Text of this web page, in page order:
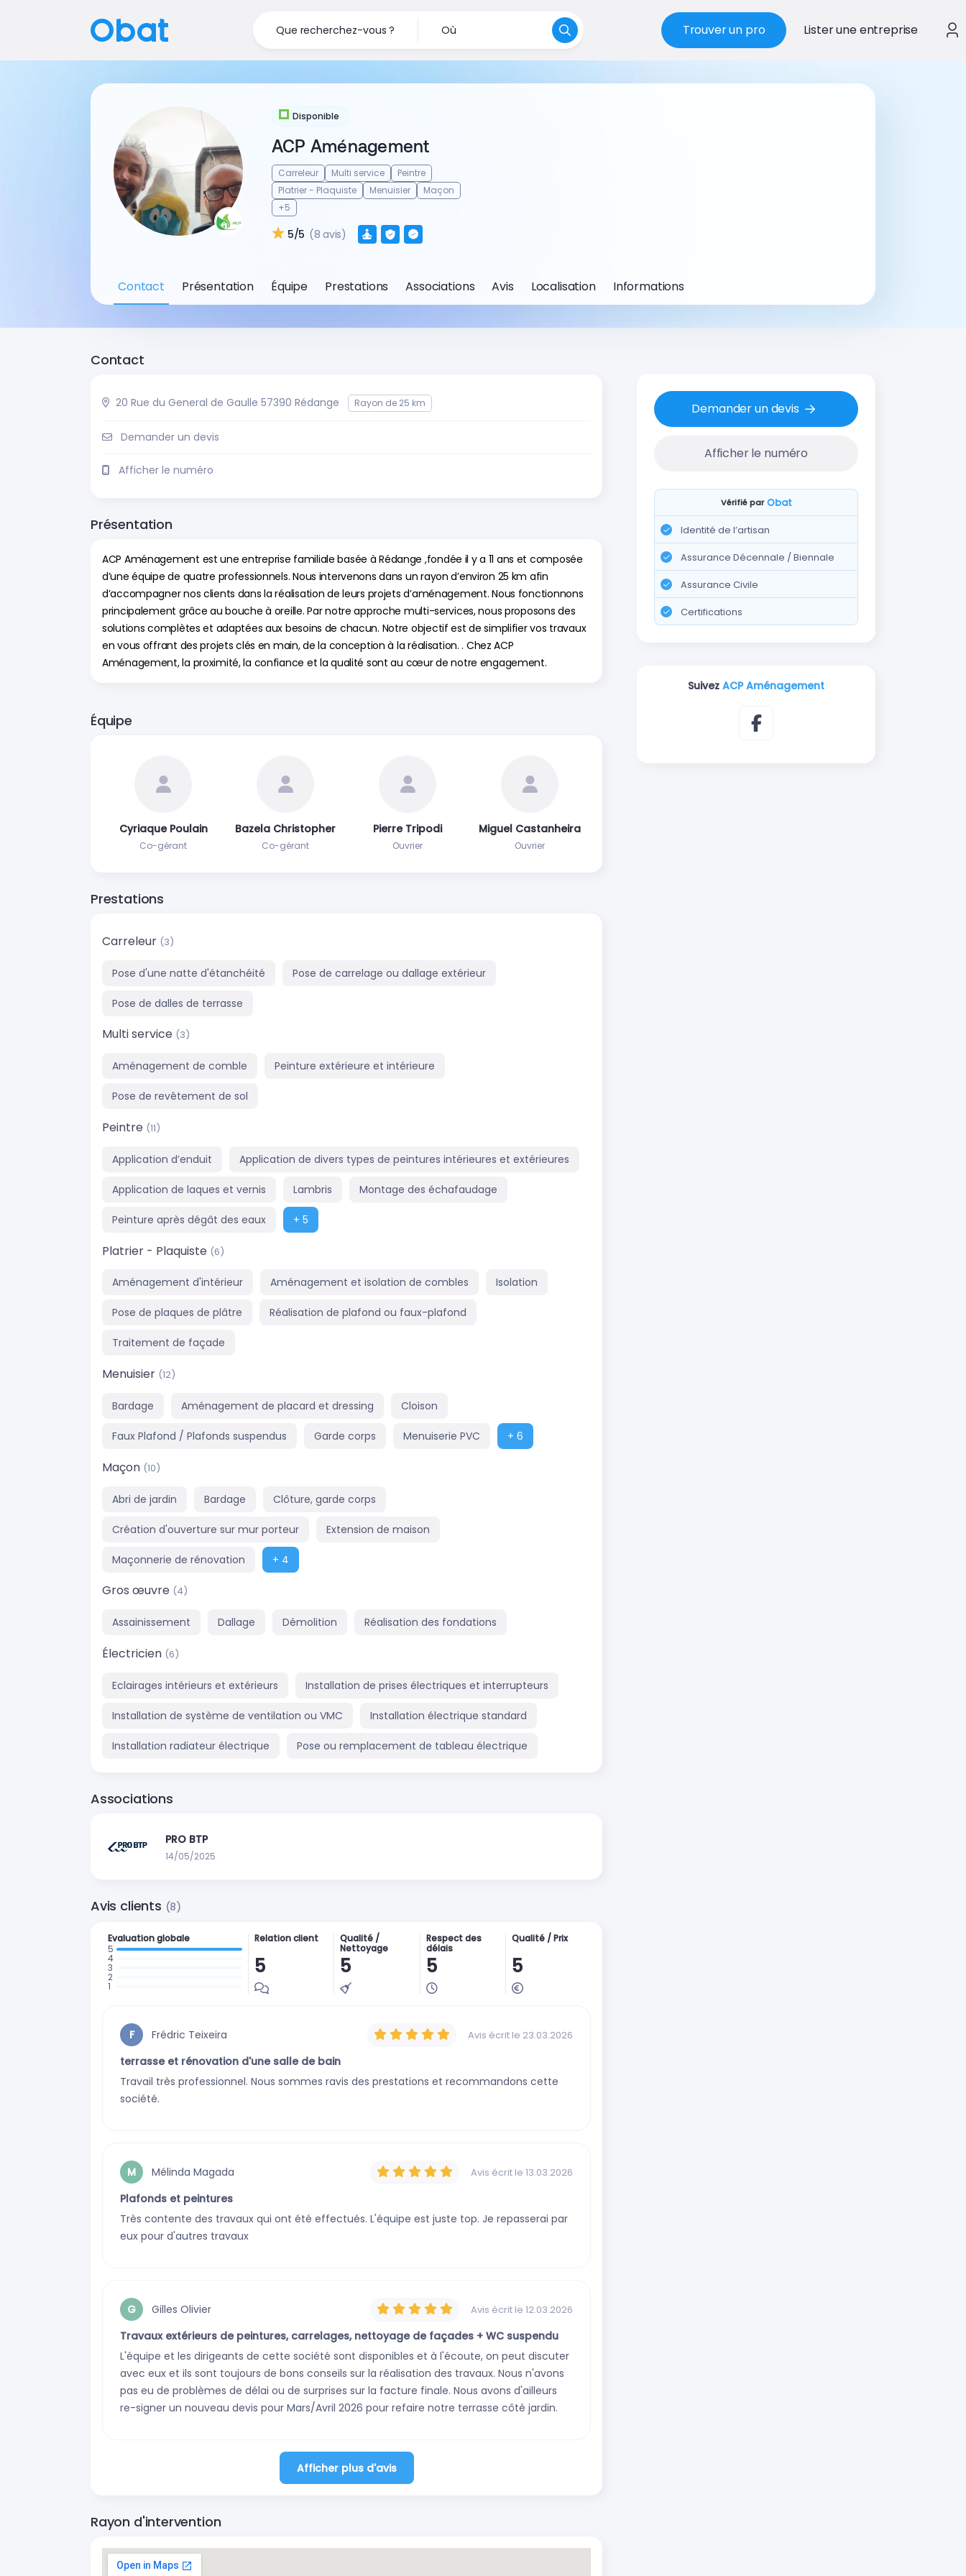
Que recherchez-vous ? Où Trouver un pro Lister une entreprise
Disponible
ACP Aménagement
Carreleur Multi service
Peintre
Platrier - Plaquiste
Menuisier
Maçon
+5
5/5 (8 avis)
Contact Présentation Équipe Prestations Associations Avis Localisation Informations
Contact
20 Rue du General de Gaulle 57390 Rédange Rayon de 25 km
Demander un devis
Afficher le numéro
Présentation
ACP Aménagement est une entreprise familiale basée à Rédange ,fondée il y a 11 ans et composée
d’une équipe de quatre professionnels. Nous intervenons dans un rayon d’environ 25 km afin
d’accompagner nos clients dans la réalisation de leurs projets d’aménagement. Nous fonctionnons
principalement grâce au bouche à oreille. Par notre approche multi-services, nous proposons des
solutions complètes et adaptées aux besoins de chacun. Notre objectif est de simplifier vos travaux
en vous offrant des projets clés en main, de la conception à la réalisation. . Chez ACP
Aménagement, la proximité, la confiance et la qualité sont au cœur de notre engagement.
Équipe
Cyriaque Poulain
Co-gérant
Bazela Christopher
Co-gérant
Pierre Tripodi
Ouvrier
Miguel Castanheira
Ouvrier
Prestations
Carreleur (3)
Pose d'une natte d'étanchéité Pose de carrelage ou dallage extérieur
Pose de dalles de terrasse
Multi service (3)
Aménagement de comble Peinture extérieure et intérieure
Pose de revêtement de sol
Peintre (11)
Application d’enduit Application de divers types de peintures intérieures et extérieures
Application de laques et vernis Lambris Montage des échafaudage
Peinture après dégât des eaux + 5
Platrier - Plaquiste (6)
Aménagement d'intérieur Aménagement et isolation de combles Isolation
Pose de plaques de plâtre Réalisation de plafond ou faux-plafond
Traitement de façade
Menuisier (12)
Bardage Aménagement de placard et dressing Cloison
Faux Plafond / Plafonds suspendus Garde corps Menuiserie PVC + 6
Maçon (10)
Abri de jardin Bardage Clôture, garde corps
Création d'ouverture sur mur porteur Extension de maison
Maçonnerie de rénovation + 4
Gros œuvre (4)
Assainissement Dallage Démolition Réalisation des fondations
Électricien (6)
Eclairages intérieurs et extérieurs Installation de prises électriques et interrupteurs
Installation de système de ventilation ou VMC Installation électrique standard
Installation radiateur électrique Pose ou remplacement de tableau électrique
Associations
PRO BTP
14/05/2025
Avis clients (8)
Evaluation globale
avis
avis
Relation client
5
Qualité /
Nettoyage
5
Respect des
délais
5
Qualité / Prix
5
F Frédric Teixeira Avis écrit le 23.03.2026
terrasse et rénovation d'une salle de bain
Travail très professionnel. Nous sommes ravis des prestations et recommandons cette
société.
M Mélinda Magada Avis écrit le 13.03.2026
Plafonds et peintures
Très contente des travaux qui ont été effectués. L'équipe est juste top. Je repasserai par
eux pour d'autres travaux
G Gilles Olivier Avis écrit le 12.03.2026
Travaux extérieurs de peintures, carrelages, nettoyage de façades + WC suspendu
L'équipe et les dirigeants de cette société sont disponibles et à l'écoute, on peut discuter
avec eux et ils sont toujours de bons conseils sur la réalisation des travaux. Nous n'avons
pas eu de problèmes de délai ou de surprises sur la facture finale. Nous avons d'ailleurs
re-signer un nouveau devis pour Mars/Avril 2026 pour refaire notre terrasse côté jardin.
Afficher plus d'avis
Rayon d'intervention
Demander un devis
Afficher le numéro
Vérifié par
Identité de l’artisan
Assurance Décennale / Biennale
Assurance Civile
Certifications
Suivez ACP Aménagement